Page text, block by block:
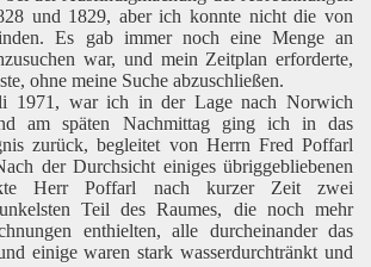
und 1829, aber ich konnte nicht die von
Es gab immer noch eine Menge an
war, und mein Zeitplan erforderte,
ohne meine Suche abzuschließen.
1971, war ich in der Lage nach Norwich
am späten Nachmittag ging ich in das
zurück, begleitet von Herrn Fred Poffarl
der Durchsicht einiges übriggebliebenen
Herr Poffarl nach kurzer Zeit zwei
Teil des Raumes, die noch mehr
enthielten, alle durcheinander das
einige waren stark wasserdurchtränkt und